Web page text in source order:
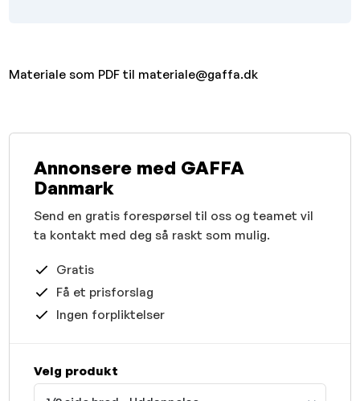
Materiale som PDF til materiale@gaffa.dk
Annonsere med GAFFA
Danmark
Send en gratis forespørsel til oss og teamet vil
ta kontakt med deg så raskt som mulig.
Gratis
Få et prisforslag
Ingen forpliktelser
Velg produkt